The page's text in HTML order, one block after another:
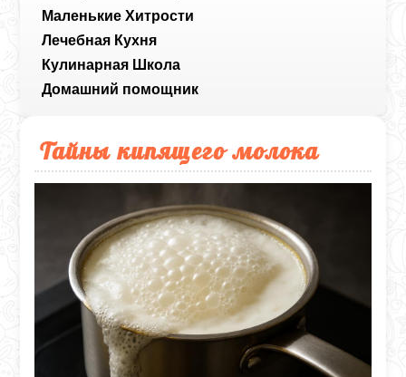
Маленькие Хитрости
Лечебная Кухня
Кулинарная Школа
Домашний помощник
Тайны кипящего молока